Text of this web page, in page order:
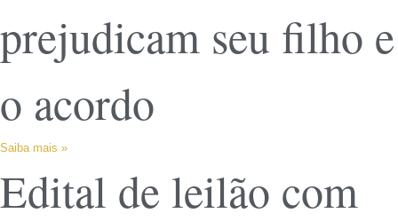
prejudicam seu filho e
o acordo
Saiba mais »
Edital de leilão com